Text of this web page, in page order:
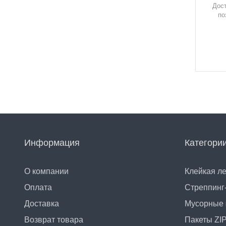
Информация
О компании
Оплата
Доставка
Возврат товара
Клейкая
Мусорные
Пакеты